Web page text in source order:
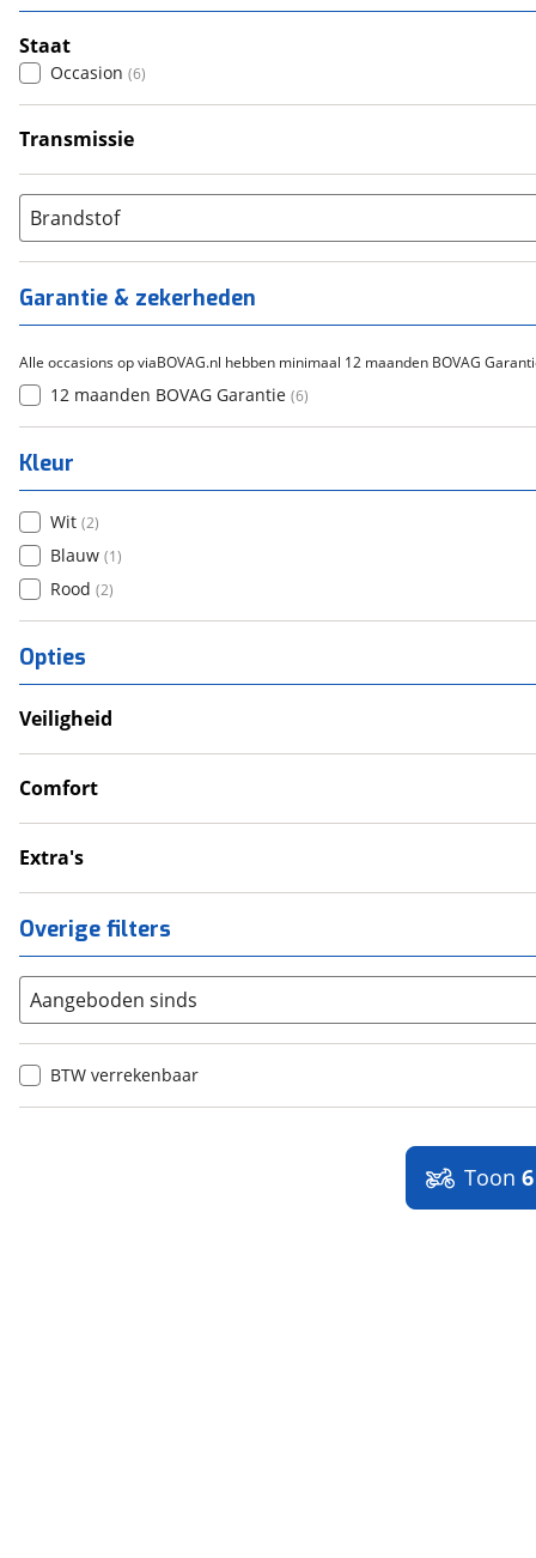
Staat
Occasion (6)
Transmissie
Automatisch (2)
Brandstof
Garantie & zekerheden
Alle occasions op viaBOVAG.nl hebben minimaal 12 maanden BOVAG
12 maanden BOVAG Garantie (6)
Kleur
Wit (2)
Blauw (1)
Rood (2)
Opties
Veiligheid
LED verlichting
Comfort
Handkappen
Extra's
Zijkoffer
Overige filters
Aangeboden sinds
BTW verrekenbaar
Toon 6